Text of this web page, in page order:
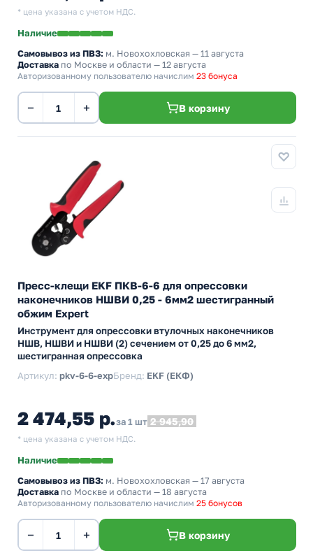
* цена указана с учетом НДС.
Наличие
Самовывоз из ПВЗ: м. Новохохловская — 11 августа
Доставка по Москве и области — 12 августа
Авторизованному пользователю начислим 23 бонуса
− + В корзину
Пресс-клещи EKF ПКВ-6-6 для опрессовки
наконечников НШВИ 0,25 - 6мм2 шестигранный
обжим Expert
Инструмент для опрессовки втулочных наконечников
НШВ, НШВИ и НШВИ (2) сечением от 0,25 до 6 мм2,
шестигранная опрессовка
Артикул: pkv-6-6-expБренд: EKF (ЕКФ)
2 474,55 р.за 1 шт 2 945,90
* цена указана с учетом НДС.
Наличие
Самовывоз из ПВЗ: м. Новохохловская — 17 августа
Доставка по Москве и области — 18 августа
Авторизованному пользователю начислим 25 бонусов
− + В корзину